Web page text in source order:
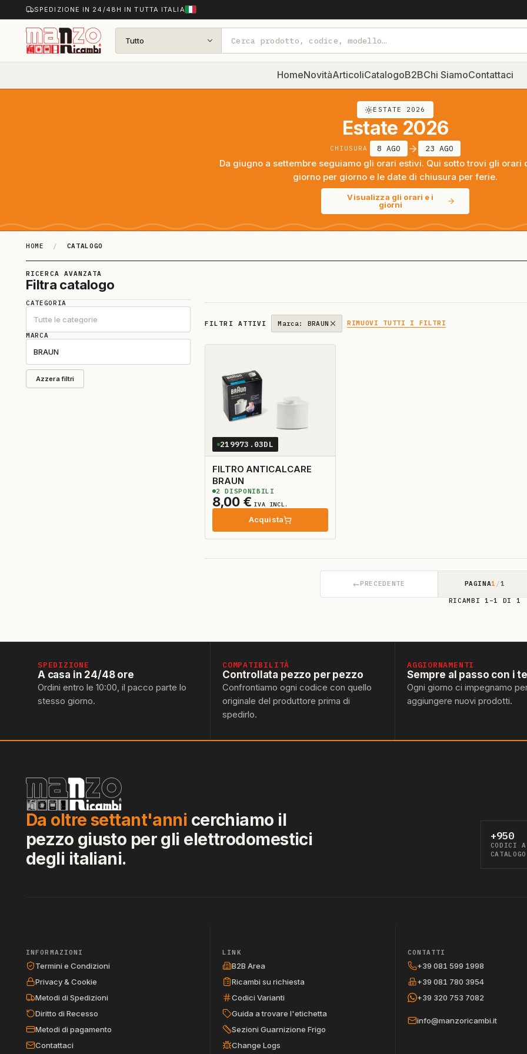
SPEDIZIONE IN 24/48H IN TUTTA ITALIA
Tutto
HomeNovitàArticoliCatalogoB2BChi SiamoContattaci
ESTATE 2026
Estate 2026
CHIUSURA 8 AGO 23 AGO
Da giugno a settembre seguiamo gli orari estivi. Qui sotto trovi gli orari
giorno per giorno e le date di chiusura per ferie.
Visualizza gli orari e i
giorni
HOME / CATALOGO
Catalogo
RICERCA AVANZATA
Filtra catalogo
CATEGORIA
Tutte le categorie
MARCA
BRAUN
Azzera filtri
FILTRI ATTIVI Marca: BRAUN RIMUOVI TUTTI I FILTRI
219973.03DL
FILTRO ANTICALCARE
BRAUN
8,00 € IVA INCL.
Acquista
2 DISPONIBILI
←PRECEDENTE PAGINA1 /1
RICAMBI 1–1 DI 1
SPEDIZIONE
A casa in 24/48 ore
Ordini entro le 10:00, il pacco parte lo
stesso giorno.
COMPATIBILITÀ
Controllata pezzo per pezzo
Confrontiamo ogni codice con quello
originale del produttore prima di
spedirlo.
AGGIORNAMENTI
Sempre al passo con i
Ogni giorno ci impegnamo
aggiungere nuovi prodotti.
Da oltre settant'anni cerchiamo il
pezzo giusto per gli elettrodomestici
degli italiani.
+950
CODICI A
CATALOGO
INFORMAZIONI
Termini e Condizioni
Privacy & Cookie
Metodi di Spedizioni
Diritto di Recesso
Metodi di pagamento
Contattaci
LINK
B2B Area
Ricambi su richiesta
Codici Varianti
Guida a trovare l'etichetta
Sezioni Guarnizione Frigo
Change Logs
CONTATTI
+39 081 599 1998
+39 081 780 3954
+39 320 753 7082
info@manzoricambi.it